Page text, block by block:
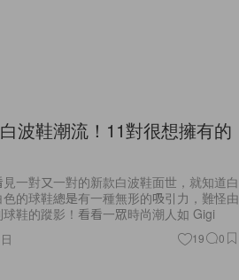
波鞋潮流！11對很想擁有的
一對又一對的新款白波鞋面世，就知道白
的球鞋總是有一種無形的吸引力，難怪由
鞋的蹤影！看看一眾時尚潮人如 Gigi
19 0